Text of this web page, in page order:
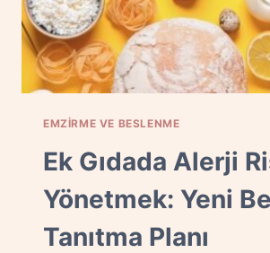
EMZIRME VE BESLENME
Ek Gıdada Alerji
Yönetmek: Yeni
Tanıtma Planı